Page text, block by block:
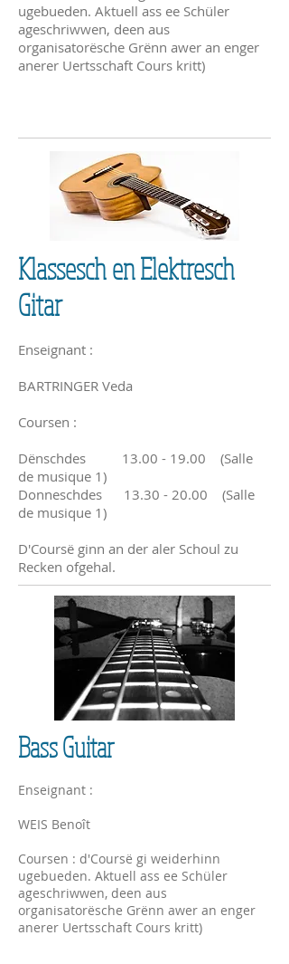
ugebueden. Aktuell ass ee Schüler
ageschriwwen, deen aus
organisatorësche Grënn awer an enger
anerer Uertsschaft Cours kritt)
Klassesch en Elektresch
Gitar
Enseignant :
BARTRINGER Veda
Coursen :
Dënschdes 13.00 - 19.00 (Salle
de musique 1)
Donneschdes 13.30 - 20.00 (Salle
de musique 1)
D'Coursë ginn an der aler Schoul zu
Recken ofgehal.
Bass Guitar
Enseignant :
​WEIS Benoît
Coursen : d'Coursë gi weiderhinn
ugebueden. Aktuell ass ee Schüler
ageschriwwen, deen aus
organisatorësche Grënn awer an enger
anerer Uertsschaft Cours kritt)